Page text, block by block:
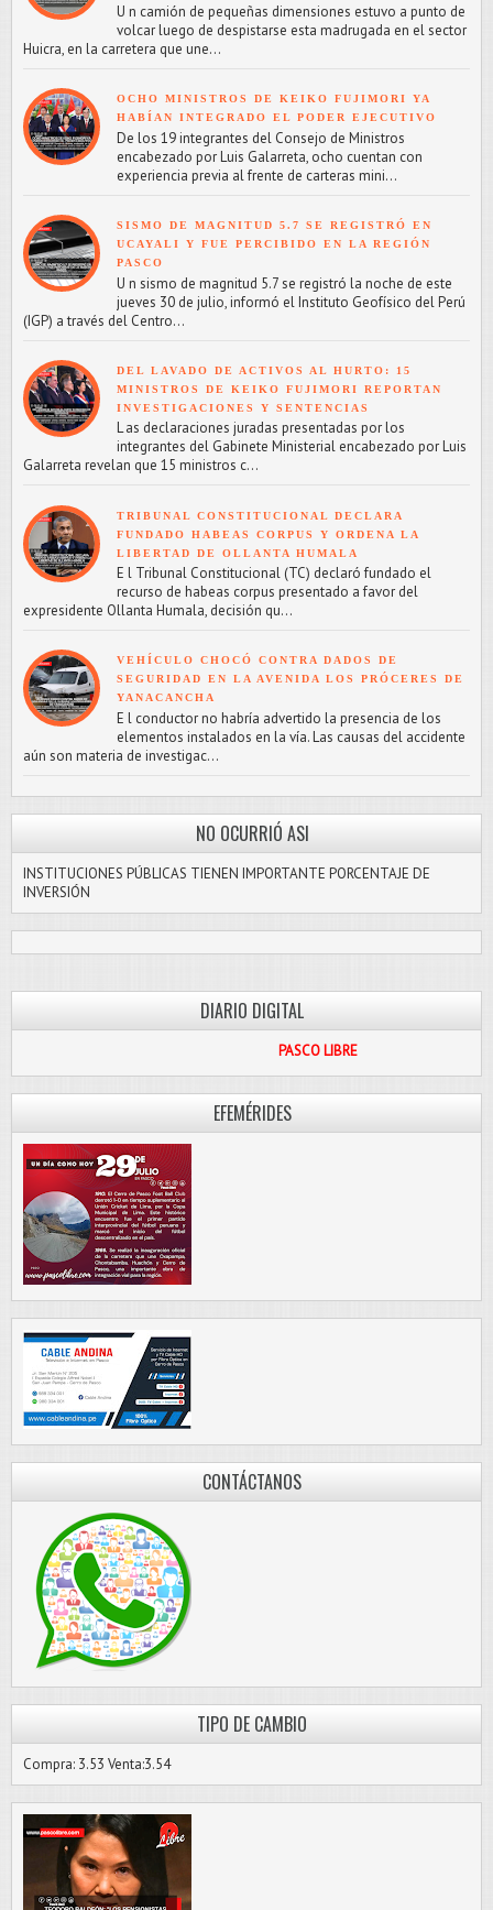
U n camión de pequeñas dimensiones estuvo a punto de
volcar luego de despistarse esta madrugada en el sector
Huicra, en la carretera que une...
OCHO MINISTROS DE KEIKO FUJIMORI YA
HABÍAN INTEGRADO EL PODER EJECUTIVO
De los 19 integrantes del Consejo de Ministros
encabezado por Luis Galarreta, ocho cuentan con
experiencia previa al frente de carteras mini...
SISMO DE MAGNITUD 5.7 SE REGISTRÓ EN
UCAYALI Y FUE PERCIBIDO EN LA REGIÓN
PASCO
U n sismo de magnitud 5.7 se registró la noche de este
jueves 30 de julio, informó el Instituto Geofísico del Perú
(IGP) a través del Centro...
DEL LAVADO DE ACTIVOS AL HURTO: 15
MINISTROS DE KEIKO FUJIMORI REPORTAN
INVESTIGACIONES Y SENTENCIAS
L as declaraciones juradas presentadas por los
integrantes del Gabinete Ministerial encabezado por Luis
Galarreta revelan que 15 ministros c...
TRIBUNAL CONSTITUCIONAL DECLARA
FUNDADO HABEAS CORPUS Y ORDENA LA
LIBERTAD DE OLLANTA HUMALA
E l Tribunal Constitucional (TC) declaró fundado el
recurso de habeas corpus presentado a favor del
expresidente Ollanta Humala, decisión qu...
VEHÍCULO CHOCÓ CONTRA DADOS DE
SEGURIDAD EN LA AVENIDA LOS PRÓCERES DE
YANACANCHA
E l conductor no habría advertido la presencia de los
elementos instalados en la vía. Las causas del accidente
aún son materia de investigac...
NO OCURRIÓ ASI
INSTITUCIONES PÚBLICAS TIENEN IMPORTANTE PORCENTAJE DE
INVERSIÓN
DIARIO DIGITAL
PASCO LIBRE
EFEMÉRIDES
CONTÁCTANOS
TIPO DE CAMBIO
Compra: 3.53 Venta:3.54